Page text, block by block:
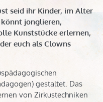
seid ihr Kinder, im Alter
könnt jonglieren,
Kunststücke erlernen,
euch als Clowns
gestaltet. Das
von Zirkustechniken